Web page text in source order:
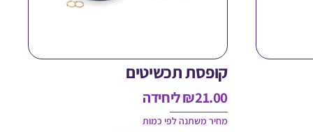
קופסת תכשיטים
₪21.00 ליחידה
מחיר משתנה לפי כמות